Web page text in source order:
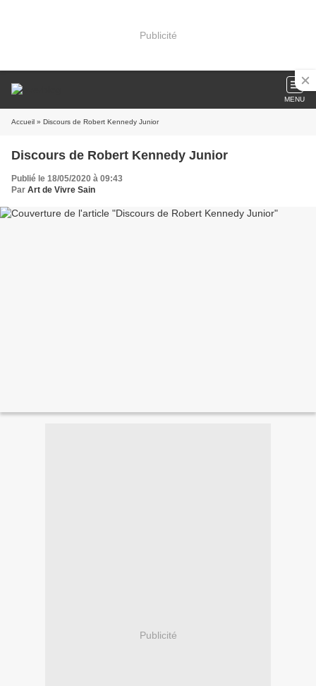
Publicité
MENU
Accueil » Discours de Robert Kennedy Junior
Discours de Robert Kennedy Junior
Publié le 18/05/2020 à 09:43
Par Art de Vivre Sain
Publicité